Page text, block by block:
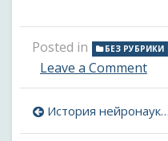
Posted in БЕЗ РУБРИКИ
Leave a Commenton
Навигация
История нейронаук в биографиях. Выпуск 16. Вильгельм Гис-старший: микротом и нейроэмбриология